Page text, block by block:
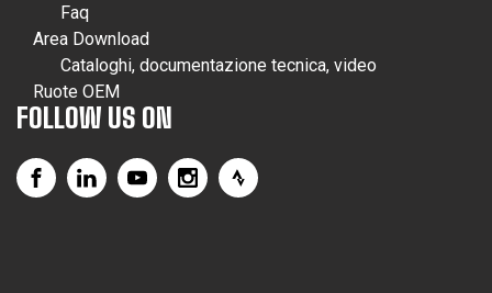
Faq
Area Download
Cataloghi, documentazione tecnica, video
Ruote OEM
FOLLOW US ON